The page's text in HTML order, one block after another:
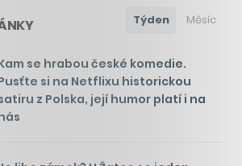
Týden Měsíc
se hrabou české komedie.
si na Netflixu historickou
z Polska, její humor platí i na